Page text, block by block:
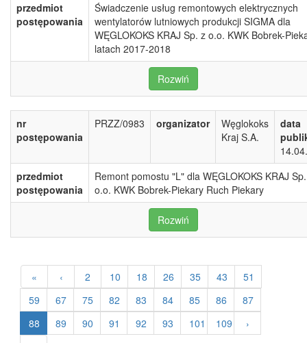
przedmiot
postępowania
Świadczenie usług remontowych elektrycznych
wentylatorów lutniowych produkcji SIGMA dla
WĘGLOKOKS KRAJ Sp. z o.o. KWK Bobrek-
latach 2017-2018
Rozwiń
nr
postępowania
PRZZ/0983 organizator
Węglokoks
Kraj S.A.
data
przedmiot
postępowania
Remont pomostu "L" dla WĘGLOKOKS KRAJ
o.o. KWK Bobrek-Piekary Ruch Piekary
Rozwiń
« ‹ 2 10 18 26 35 43
51
59
67 75 82 83 84 85 86
87
88
89 90 91 92 93 101 109
›